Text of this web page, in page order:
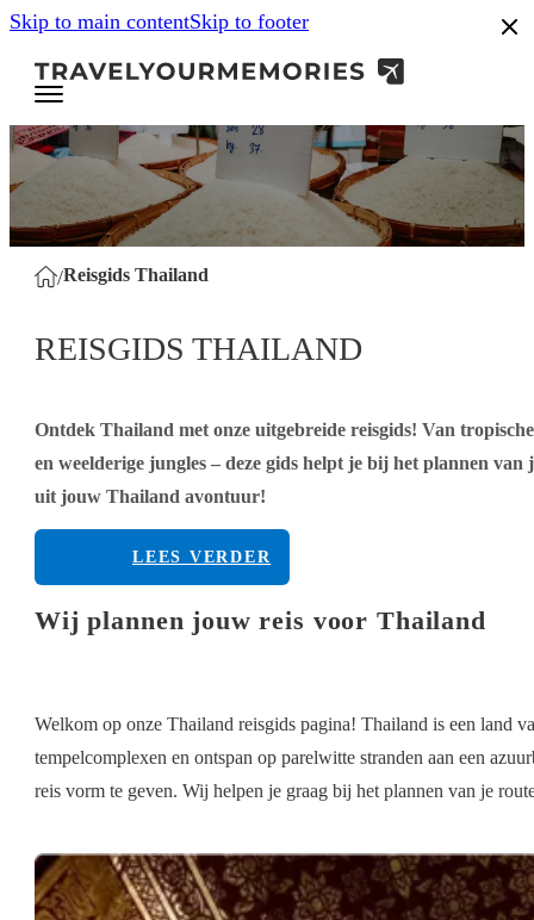
Skip to main contentSkip to footer
/Reisgids Thailand
REISGIDS THAILAND
Ontdek Thailand met onze uitgebreide reisgids! Van
en weelderige jungles – deze gids helpt je bij het plannen
uit jouw Thailand avontuur!
LEES VERDER
Wij plannen jouw reis voor Thailand
Welkom op onze Thailand reisgids pagina! Thailand is een land
tempelcomplexen en ontspan op parelwitte stranden aan een
reis vorm te geven. Wij helpen je graag bij het plannen van je